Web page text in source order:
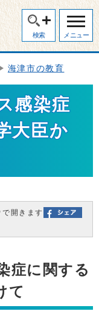
検索 メニュー
海津市の教育
感染症
大臣か
開きます
症に関する
て